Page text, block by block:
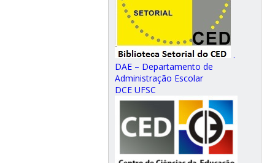
.
DAE – Departamento de
Administração Escolar
DCE UFSC